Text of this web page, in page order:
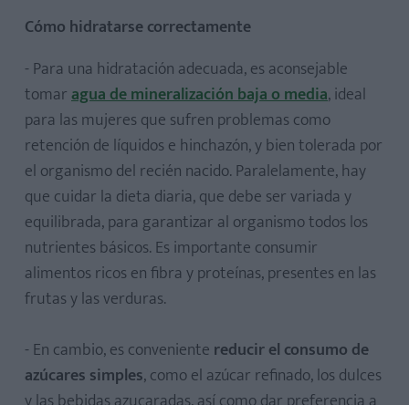
Cómo hidratarse correctamente
- Para una hidratación adecuada, es aconsejable
tomaragua de mineralización baja o media, ideal
para las mujeres que sufren problemas como
retención de líquidos e hinchazón, y bien tolerada por
el organismo del recién nacido. Paralelamente, hay
que cuidar la dieta diaria, que debe ser variada y
equilibrada, para garantizar al organismo todos los
nutrientes básicos. Es importante consumir
alimentos ricos en fibra y proteínas, presentes en las
frutas y las verduras.
- En cambio, es conveniente reducir el consumo de
azúcares simples, como el azúcar refinado, los dulces